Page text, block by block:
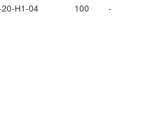
Н1-04 100 -